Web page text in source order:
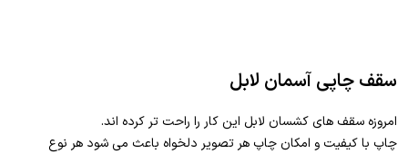
سقف چاپی آسمان لابل
امروزه سقف های کشسان لابل این کار را راحت تر کرده اند.
چاپ با کیفیت و امکان چاپ هر تصویر دلخواه باعث می شود هر نوع